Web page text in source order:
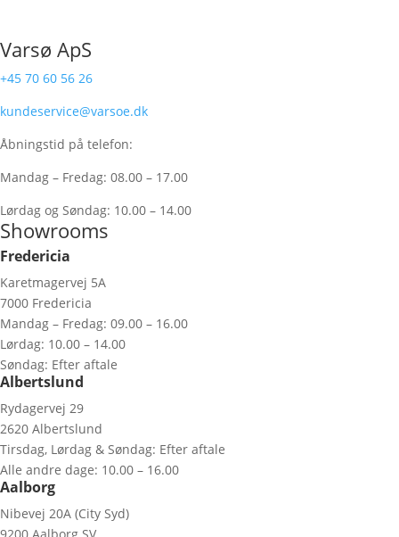
Varsø ApS
+45 70 60 56 26
kundeservice@varsoe.dk
Åbningstid på telefon:
Mandag – Fredag: 08.00 – 17.00
Lørdag og Søndag: 10.00 – 14.00
Showrooms
Fredericia
Karetmagervej 5A
7000 Fredericia
Mandag – Fredag: 09.00 – 16.00
Lørdag: 10.00 – 14.00
Søndag: Efter aftale
Albertslund
Rydagervej 29
2620 Albertslund
Tirsdag, Lørdag & Søndag: Efter aftale
Alle andre dage: 10.00 – 16.00
Aalborg
Nibevej 20A (City Syd)